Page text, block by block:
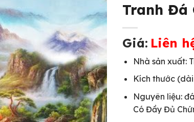
Tranh Đá
Giá: Liên
Nhà sản xuất:
Kích thước
Nguyên liệu:
Có Đầy Đủ